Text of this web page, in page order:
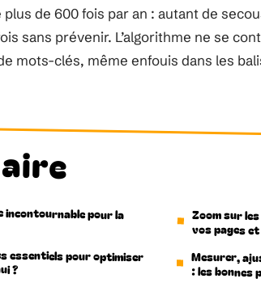
plus de 600 fois par an : autant de
sans prévenir. L’algorithme ne se
mots-clés, même enfouis dans les
incontournable pour la
essentiels pour optimiser
?
Zoom sur
vos pages
Mesurer,
: les bonnes